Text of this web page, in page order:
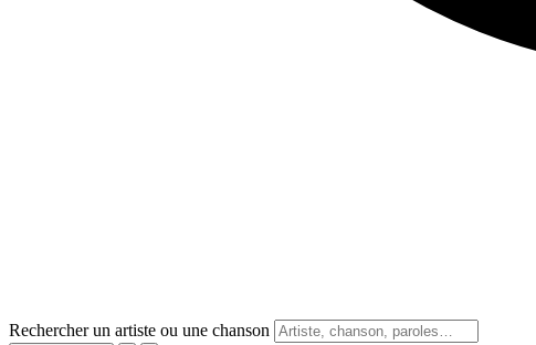
Rechercher un artiste ou une chanson